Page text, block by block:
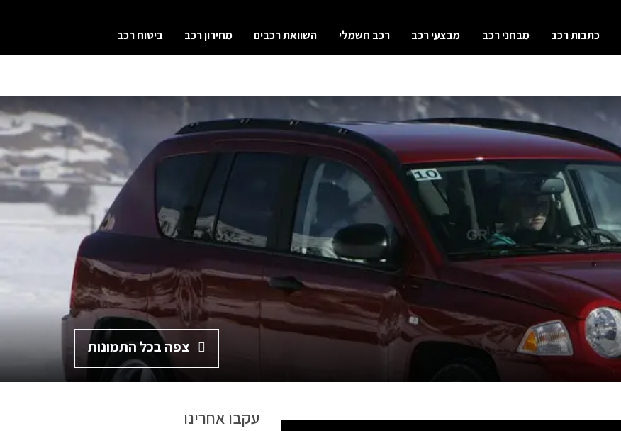
כתבות רכב מבחני רכב מבצעי רכב רכב חשמלי השוואת רכבים מחירון רכב ביטוח רכב
צפה בכל התמונות
עקבו אחרינו